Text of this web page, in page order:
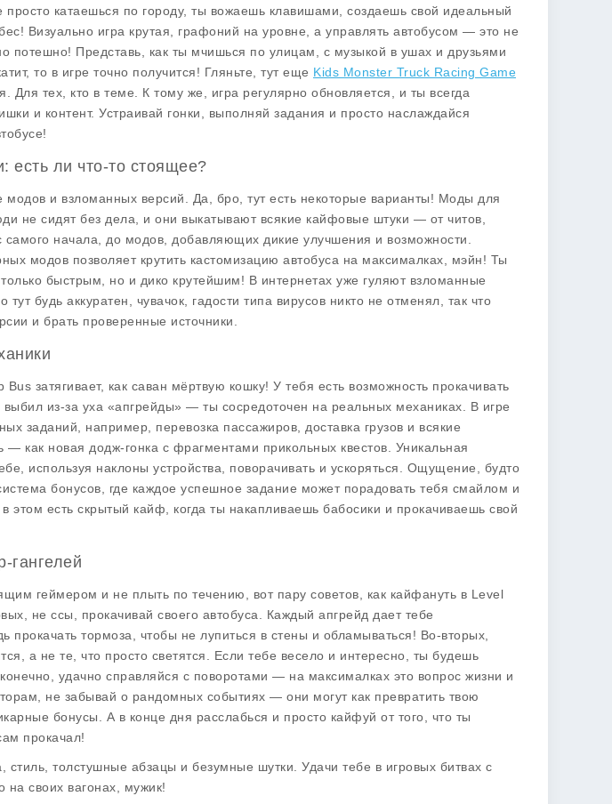
просто катаешься по городу, ты вожаешь клавишами, создаешь свой идеальный
Визуально игра крутая, графоний на уровне, а управлять автобусом — это не
потешно! Представь, как ты мчишься по улицам, с музыкой в ушах и друзьями
то в игре точно получится! Гляньте, тут еще Kids Monster Truck Racing Game
Для тех, кто в теме. К тому же, игра регулярно обновляется, и ты всегда
и контент. Устраивай гонки, выполняй задания и просто наслаждайся
ли что-то стоящее?
и взломанных версий. Да, бро, тут есть некоторые варианты! Моды для
не сидят без дела, и они выкатывают всякие кайфовые штуки — от читов,
самого начала, до модов, добавляющих дикие улучшения и возможности.
модов позволяет крутить кастомизацию автобуса на максималках, мэйн! Ты
быстрым, но и дико крутейшим! В интернетах уже гуляют взломанные
тут будь аккуратен, чувачок, гадости типа вирусов никто не отменял, так что
и брать проверенные источники.
затягивает, как саван мёртвую кошку! У тебя есть возможность прокачивать
выбил из-за уха «апгрейды» — ты сосредоточен на реальных механиках. В игре
заданий, например, перевозка пассажиров, доставка грузов и всякие
как новая додж-гонка с фрагментами прикольных квестов. Уникальная
используя наклоны устройства, поворачивать и ускоряться. Ощущение, будто
бонусов, где каждое успешное задание может порадовать тебя смайлом и
этом есть скрытый кайф, когда ты накапливаешь бабосики и прокачиваешь свой
гангелей
геймером и не плыть по течению, вот пару советов, как кайфануть в Level
не ссы, прокачивай своего автобуса. Каждый апгрейд дает тебе
прокачать тормоза, чтобы не лупиться в стены и обламываться! Во-вторых,
а не те, что просто светятся. Если тебе весело и интересно, ты будешь
удачно справляйся с поворотами — на максималках это вопрос жизни и
не забывай о рандомных событиях — они могут как превратить твою
бонусы. А в конце дня расслабься и просто кайфуй от того, что ты
прокачал!
стиль, толстушные абзацы и безумные шутки. Удачи тебе в игровых битвах с
на своих вагонах, мужик!